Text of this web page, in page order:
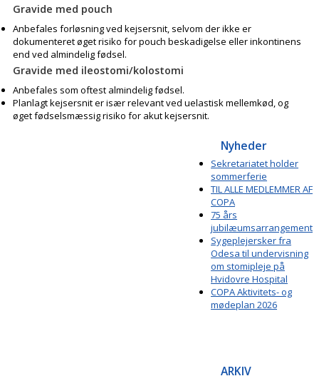
Gravide med pouch
Anbefales forløsning ved kejsersnit, selvom der ikke er
dokumenteret øget risiko for pouch beskadigelse eller inkontinens
end ved almindelig fødsel.
Gravide med ileostomi/kolostomi
Anbefales som oftest almindelig fødsel.
Planlagt kejsersnit er især relevant ved uelastisk mellemkød, og
øget fødselsmæssig risiko for akut kejsersnit.
Nyheder
Sekretariatet holder
sommerferie
TIL ALLE MEDLEMMER AF
COPA
75 års
jubilæumsarrangement
Sygeplejersker fra
Odesa til undervisning
om stomipleje på
Hvidovre Hospital
COPA Aktivitets- og
mødeplan 2026
ARKIV